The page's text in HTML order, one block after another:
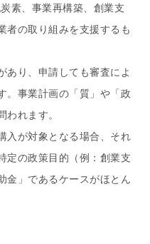
素、事業再構築、創業支
者の取り組みを支援するも
あり、申請しても審査によ
。事業計画の「質」や「政
れます。
入が対象となる場合、それ
定の政策目的（例：創業支
金」であるケースがほとん